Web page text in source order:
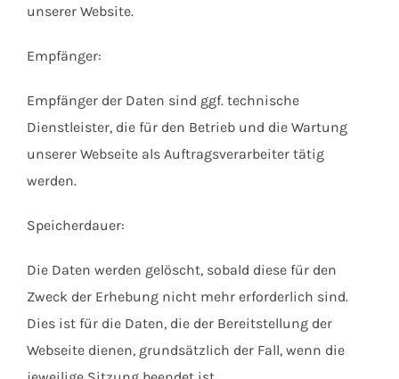
unserer Website.
Empfänger:
Empfänger der Daten sind ggf. technische
Dienstleister, die für den Betrieb und die Wartung
unserer Webseite als Auftragsverarbeiter tätig
werden.
Speicherdauer:
Die Daten werden gelöscht, sobald diese für den
Zweck der Erhebung nicht mehr erforderlich sind.
Dies ist für die Daten, die der Bereitstellung der
Webseite dienen, grundsätzlich der Fall, wenn die